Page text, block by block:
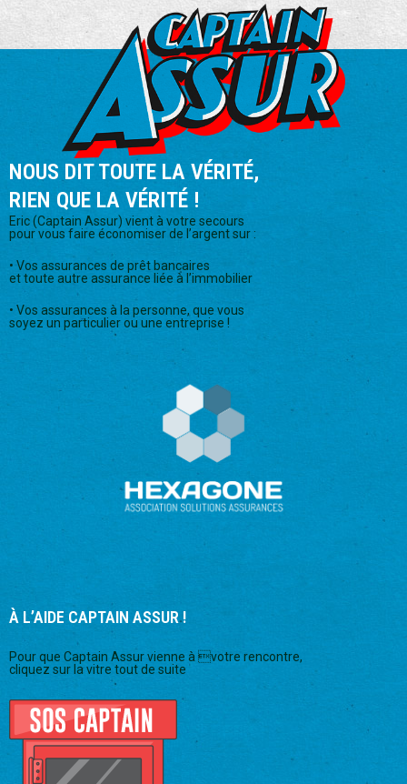
NOUS DIT TOUTE LA VÉRITÉ,
RIEN QUE LA VÉRITÉ !
Eric (Captain Assur) vient à votre secours
pour vous faire économiser de l’argent sur :
• Vos assurances de prêt bancaires
et toute autre assurance liée à l’immobilier
• Vos assurances à la personne, que vous
soyez un particulier ou une entreprise !
À L’AIDE CAPTAIN ASSUR !
Pour que Captain Assur vienne à votre rencontre,
cliquez sur la vitre tout de suite